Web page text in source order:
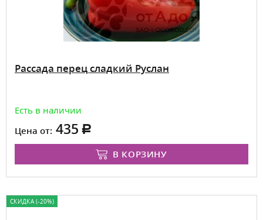
Рассада перец сладкий Руслан
Есть в наличии
Цена от: 435
В КОРЗИНУ
СКИДКА (-20%)